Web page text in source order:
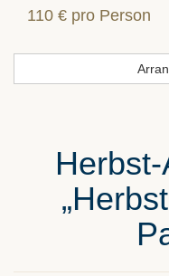
110 € pro Person